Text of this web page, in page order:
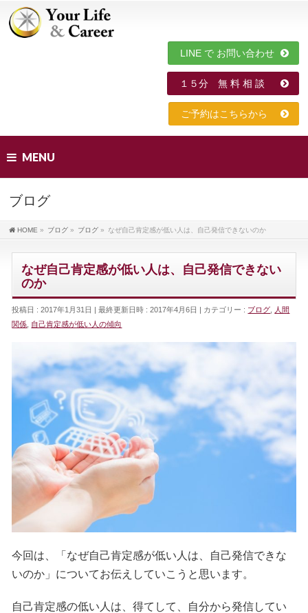
LINE で お問い合わせ
１５分 無 料 相 談
ご予約はこちらから
MENU
ブログ
HOME » ブログ » ブログ » なぜ自己肯定感が低い人は、自己発信できないのか
なぜ自己肯定感が低い人は、自己発信できない
のか
投稿日 : 2017年1月31日 最終更新日時 : 2017年4月6日 カテゴリー : ブログ
人間
関係 自己肯定感が低い人の傾向
今回は、「なぜ自己肯定感が低い人は、自己発信できな
いのか」についてお伝えしていこうと思います。
自己肯定感の低い人は、得てして、自分から発信してい